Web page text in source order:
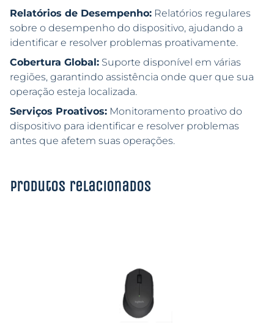
Relatórios de Desempenho: Relatórios regulares
sobre o desempenho do dispositivo, ajudando a
identificar e resolver problemas proativamente.
Cobertura Global: Suporte disponível em várias
regiões, garantindo assistência onde quer que sua
operação esteja localizada.
Serviços Proativos: Monitoramento proativo do
dispositivo para identificar e resolver problemas
antes que afetem suas operações.
Produtos relacionados